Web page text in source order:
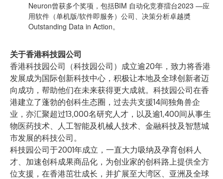
Neuron曾获多个奖项，包括BIM 自动化竞赛擂台2023 —应
用软件（单机版/软件即服务）公司、决策分析卓越奬
Outstanding Data in Action。
关于香港科技园公司
香港科技园公司（科技园公司）成立逾20年，致力将香港
发展成为国际创新科技中心，积极让本地及全球创新者迈
向成功，帮助他们在未来获得更大成就。科技园公司在香
港建立了蓬勃的创科生态圈，过去共支援14间独角兽企
业，亦汇聚超过13,000名研究人才，以及逾1,400间从事生
物医药技术、人工智能及机械人技术、金融科技及智慧城
市发展的科技公司。
科技园公司于2001年成立，一直大力吸纳及孕育创科人
才、加速创科成果商品化，为创业家的创科路上提供全方
位支援，在香港茁壮成长，并扩展至大湾区、亚洲及全球